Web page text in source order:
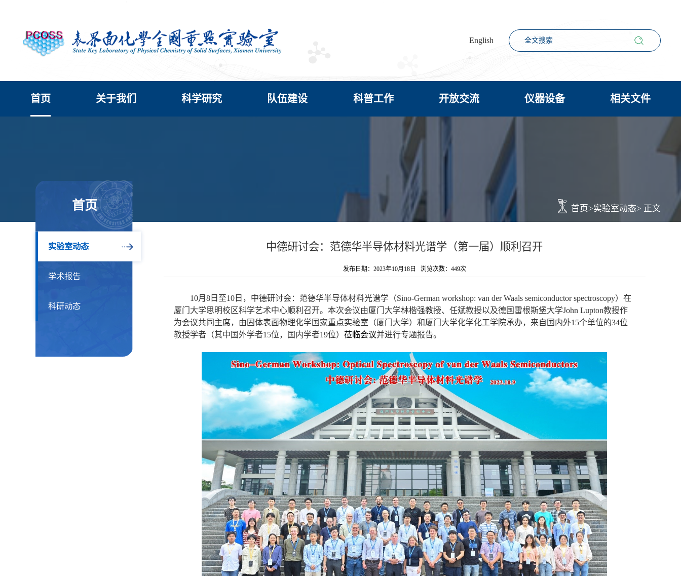
English
首页 关于我们 科学研究 队伍建设 科普工作 开放交流 仪器设备 相关文件
首页>实验室动态> 正文
首页
实验室动态
学术报告
科研动态
中德研讨会：范德华半导体材料光谱学（第一届）顺利召开
发布日期：2023年10月18日 浏览次数： 449次
10月 8日至10日，中德研讨会：范德华半导体材料光谱学（Sino-German workshop: van der Waals semiconductor spectroscopy）在
厦门大学思明校区科学艺术中心顺利召开。本次会议由厦门大学林楷强教授、任斌教授以及德国雷根斯堡大学John Lupton教授作
为会议共同主席，由固体表面物理化学国家重点实验室（厦门大学）和厦门大学化学化工学院承办，来自国内外15个单位的34位
教授学者（其中国外学者15位，国内学者19位） 莅临会议并进行专题报告。